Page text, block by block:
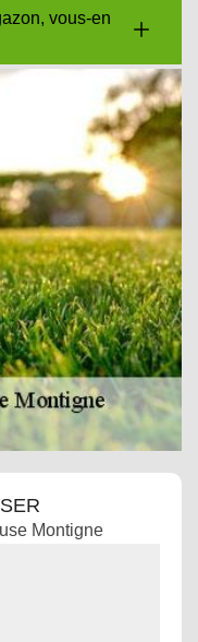
vous-en
Montigne